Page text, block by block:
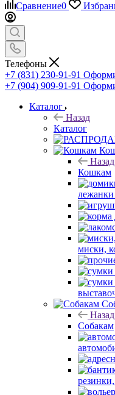
Сравнение0
Телефоны
+7 (831) 230-91-91
+7 (904) 909-91-91
Каталог
Назад
Каталог
Назад
Кошкам
лежанки
миски,
Назад
Собакам